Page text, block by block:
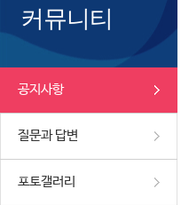
커뮤니티
공지사항
질문과 답변
포토갤러리